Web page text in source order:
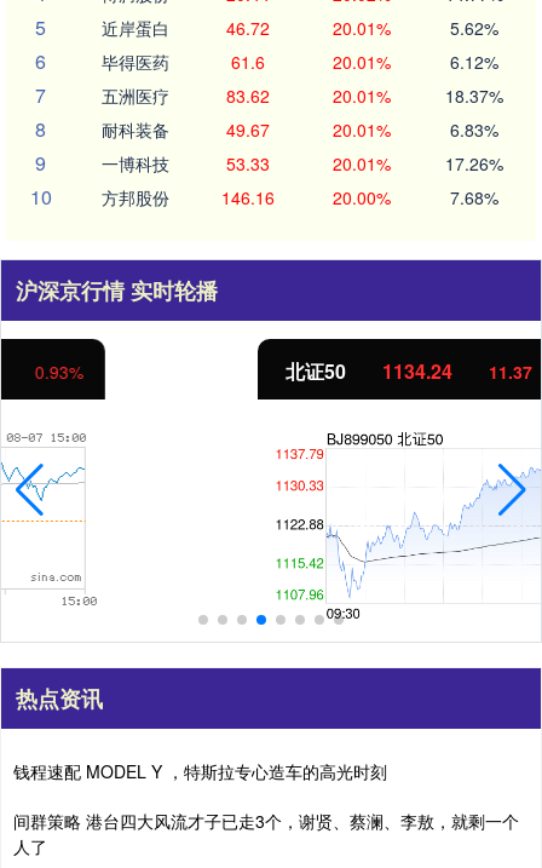
5 近岸蛋白 46.72 20.01% 5.62%
6 毕得医药 61.6 20.01% 6.12%
7 五洲医疗 83.62 20.01% 18.37%
8 耐科装备 49.67 20.01% 6.83%
9 一博科技 53.33 20.01% 17.26%
10 方邦股份 146.16 20.00% 7.68%
沪深京行情 实时轮播
11.37 1.01%
热点资讯
钱程速配 MODEL Y ，特斯拉专心造车的高光时刻
间群策略 港台四大风流才子已走3个，谢贤、蔡澜、李敖，就剩一个
人了